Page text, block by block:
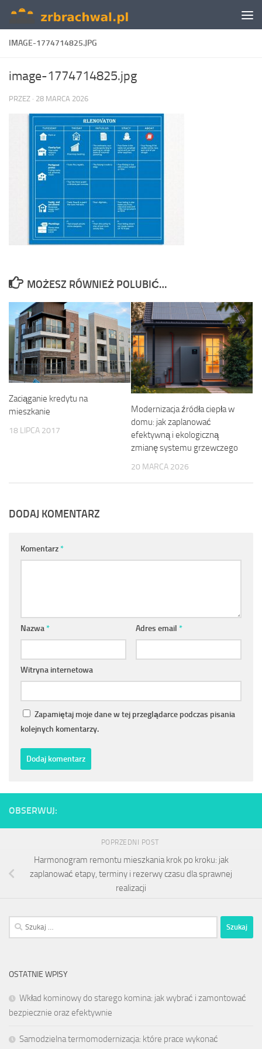
Skip to content
IMAGE-1774714825.JPG
image-1774714825.jpg
PRZEZ · 28 MARCA 2026
MOŻESZ RÓWNIEŻ POLUBIĆ…
Zaciąganie kredytu na
mieszkanie
18 LIPCA 2017
Modernizacja źródła ciepła w
domu: jak zaplanować
efektywną i ekologiczną
zmianę systemu grzewczego
20 MARCA 2026
DODAJ KOMENTARZ
Komentarz*
Nazwa* Adres email *
Witryna internetowa
Zapamiętaj moje dane w tej przeglądarce podczas pisania
kolejnych komentarzy.
OBSERWUJ:
POPRZEDNI POST
Harmonogram remontu mieszkania krok po kroku: jak
zaplanować etapy, terminy i rezerwy czasu dla sprawnej
realizacji
Szukaj:
OSTATNIE WPISY
Wkład kominowy do starego komina: jak wybrać i zamontować
bezpiecznie oraz efektywnie
Samodzielna termomodernizacja: które prace wykonać